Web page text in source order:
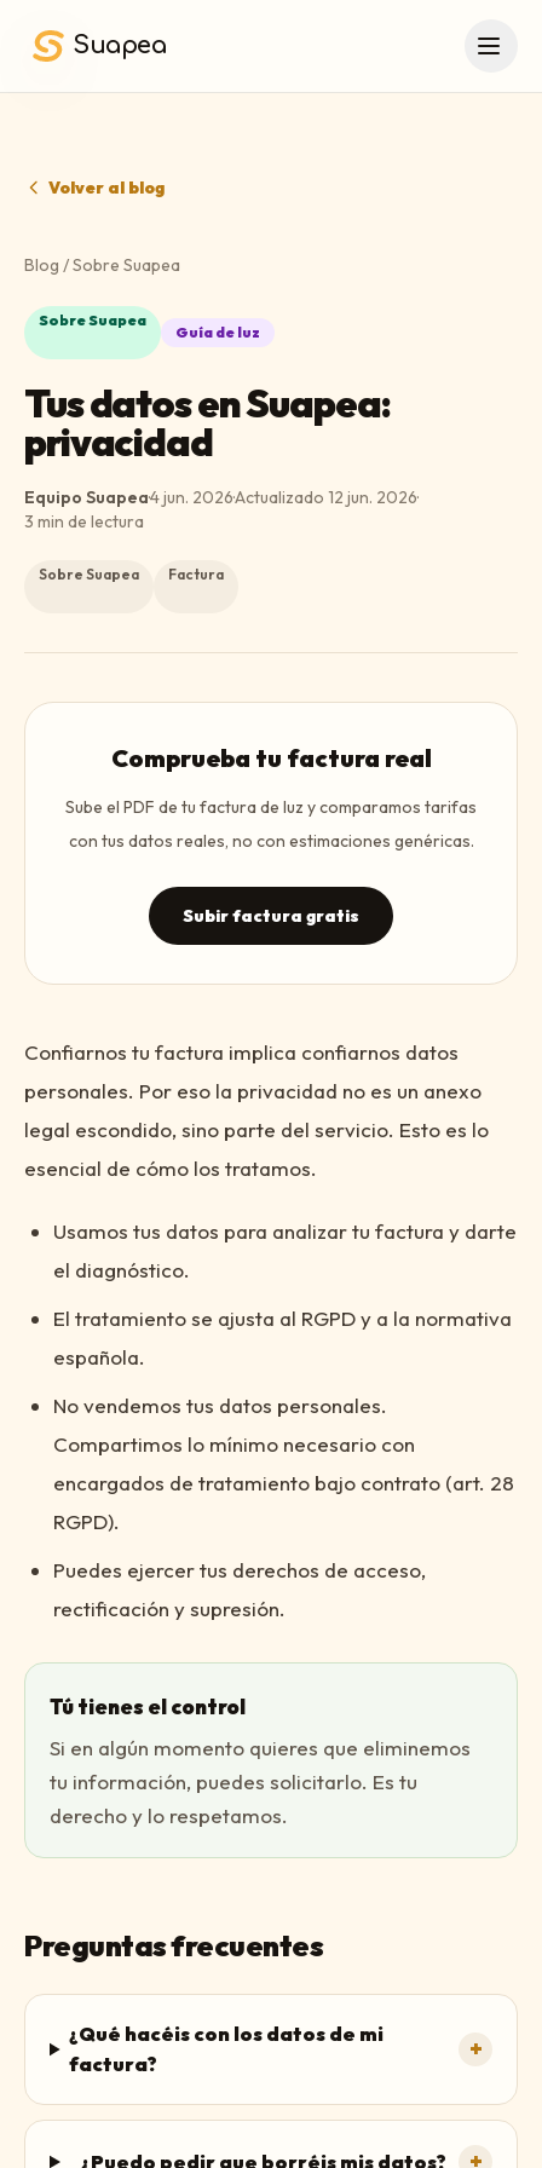
Suapea
Volver al blog
Blog /Sobre Suapea
Sobre Suapea
Guía de luz
Tus datos en Suapea:
privacidad
Equipo Suapea·4 jun. 2026·Actualizado 12 jun. 2026·
3 min de lectura
Sobre Suapea Factura
Comprueba tu factura real
Sube el PDF de tu factura de luz y comparamos tarifas
con tus datos reales, no con estimaciones genéricas.
Subir factura gratis
Confiarnos tu factura implica confiarnos datos
personales. Por eso la privacidad no es un anexo
legal escondido, sino parte del servicio. Esto es lo
esencial de cómo los tratamos.
Usamos tus datos para analizar tu factura y darte
el diagnóstico.
El tratamiento se ajusta al RGPD y a la normativa
española.
No vendemos tus datos personales.
Compartimos lo mínimo necesario con
encargados de tratamiento bajo contrato (art. 28
RGPD).
Puedes ejercer tus derechos de acceso,
rectificación y supresión.
Tú tienes el control
Si en algún momento quieres que eliminemos
tu información, puedes solicitarlo. Es tu
derecho y lo respetamos.
Preguntas frecuentes
¿Qué hacéis con los datos de mi
factura?
+
¿Puedo pedir que borréis mis datos? +